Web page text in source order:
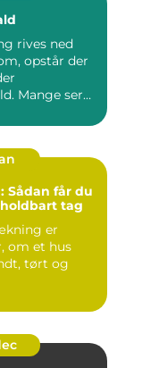
rives ned
opstår der
Mange ser
får du
tag
er
om et hus
tørt og